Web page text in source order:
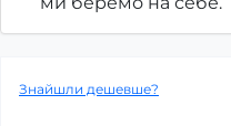
Знайшли дешевше?